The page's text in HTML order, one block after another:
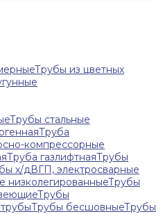
Трубы из цветных
Трубы стальные
Труба
компрессорные
Труба газлифтнаяТрубы
х/дВГП, электросварные
низколегированныеТрубы
Трубы
Трубы бесшовныеТрубы